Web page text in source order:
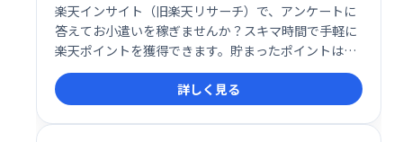
楽天インサイト（旧楽天リサーチ）で、アンケートに
答えてお小遣いを稼ぎませんか？スキマ時間で手軽に
楽天ポイントを獲得できます。貯まったポイントは、
楽天市場をはじめとする様々な加盟店で1ポイント1円
として利用可能です。簡単で便利な副収入のチャンス
です！
詳しく見る